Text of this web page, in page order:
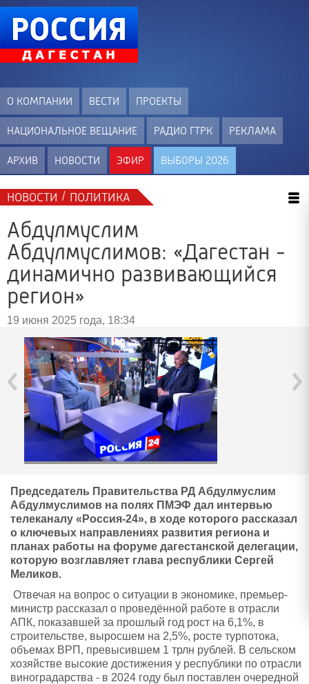
О КОМПАНИИ ВЕСТИ ПРОЕКТЫ
НАЦИОНАЛЬНОЕ ВЕЩАНИЕ РАДИО ГТРК РЕКЛАМА
АРХИВ НОВОСТИ ЭФИР ВЫБОРЫ 2026
НОВОСТИ / ПОЛИТИКА
Абдулмуслим
Абдулмуслимов: «Дагестан -
динамично развивающийся
регион»
19 июня 2025 года, 18:34
‹ ›
Председатель Правительства РД Абдулмуслим
Абдулмуслимов на полях ПМЭФ дал интервью
телеканалу «Россия-24», в ходе которого рассказал
о ключевых направлениях развития региона и
планах работы на форуме дагестанской делегации,
которую возглавляет глава республики Сергей
Меликов.
Отвечая на вопрос о ситуации в экономике, премьер-
министр рассказал о проведённой работе в отрасли
АПК, показавшей за прошлый год рост на 6,1%, в
строительстве, выросшем на 2,5%, росте турпотока,
объемах ВРП, превысившем 1 трлн рублей. В сельском
хозяйстве высокие достижения у республики по отрасли
виноградарства - в 2024 году был поставлен очередной